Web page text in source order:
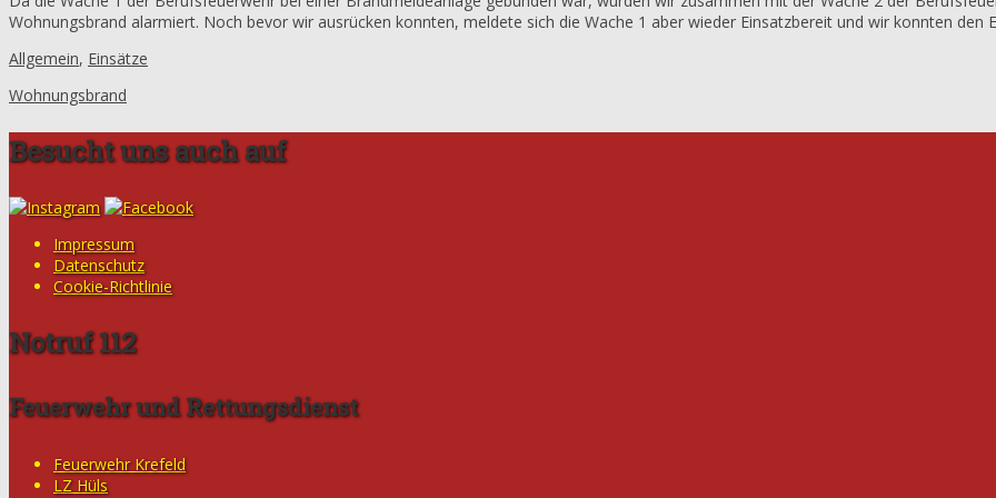
Wohnungsbrand alarmiert. Noch bevor wir ausrücken konnten, meldete sich die Wache 1 aber wieder Einsatzbereit und wir konnten den
Allgemein, Einsätze
Wohnungsbrand
Besucht uns auch auf
Impressum
Datenschutz
Cookie-Richtlinie
Notruf 112
Feuerwehr und Rettungsdienst
Feuerwehr Krefeld
LZ Hüls